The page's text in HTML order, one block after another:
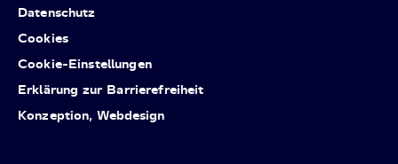
Datenschutz
Cookies
Cookie-Einstellungen
Erklärung zur Barrierefreiheit
Konzeption, Webdesign